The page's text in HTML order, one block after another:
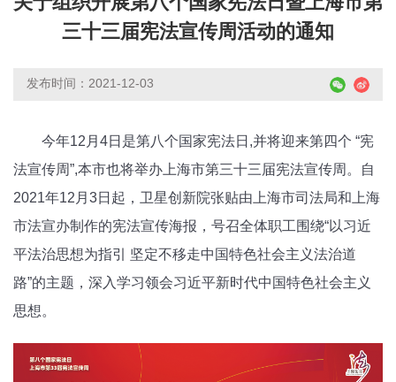
三十三届宪法宣传周活动的通知
发布时间：2021-12-03
今年12月4日是第八个国家宪法日,并将迎来第四个 “宪
法宣传周”,本市也将举办上海市第三十三届宪法宣传周。自
2021年12月3日起，卫星创新院张贴由上海市司法局和上海
市法宣办制作的宪法宣传海报，号召全体职工围绕“以习近
平法治思想为指引 坚定不移走中国特色社会主义法治道
路”的主题，深入学习领会习近平新时代中国特色社会主义
思想。